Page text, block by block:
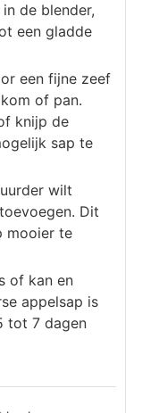
de blender,
een gladde
een fijne zeef
of pan.
knijp de
sap te
wilt
Dit
mooier te
of kan en
appelsap is
tot 7 dagen